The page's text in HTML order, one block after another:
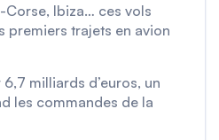
Corse, Ibiza… ces vols
premiers trajets en avion
milliards d’euros, un
les commandes de la